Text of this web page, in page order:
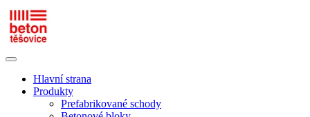
Hlavní strana
Produkty
Prefabrikované schody